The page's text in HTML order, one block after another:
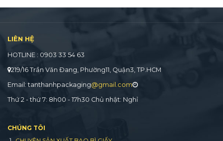
LIÊN HỆ
HOTLINE : 0903 33 54 63
219/16 Trần Văn Đang, Phường11, Quận3, TP.HCM
Email: tanthanhpackaging@gmail.com
Thứ 2 - thứ 7: 8h00 - 17h30 Chủ nhật: Nghỉ
CHÚNG TÔI